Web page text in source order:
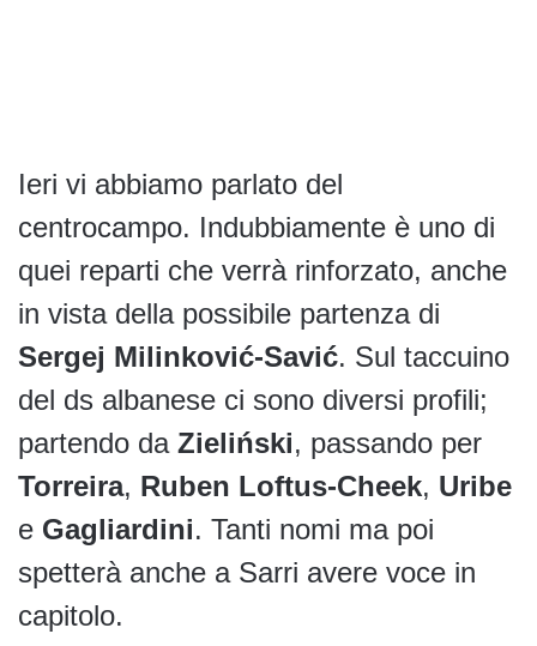
Ieri vi abbiamo parlato del
centrocampo. Indubbiamente è uno di
quei reparti che verrà rinforzato, anche
in vista della possibile partenza di
Sergej Milinković-Savić. Sul taccuino
del ds albanese ci sono diversi profili;
partendo da Zieliński, passando per
Torreira, Ruben Loftus-Cheek, Uribe
e Gagliardini. Tanti nomi ma poi
spetterà anche a Sarri avere voce in
capitolo.